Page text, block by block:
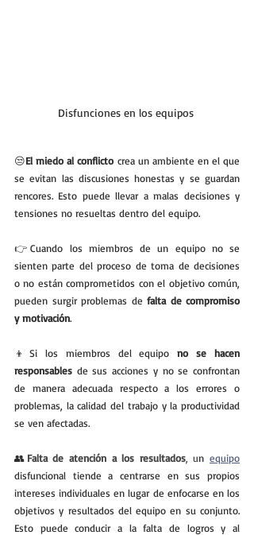
Disfunciones en los equipos
😒El miedo al conflicto crea un ambiente en el que
se evitan las discusiones honestas y se guardan
rencores. Esto puede llevar a malas decisiones y
tensiones no resueltas dentro del equipo.
👉Cuando los miembros de un equipo no se
sienten parte del proceso de toma de decisiones
o no están comprometidos con el objetivo común,
pueden surgir problemas de falta de compromiso
y motivación.
👦Si los miembros del equipo no se hacen
responsables de sus acciones y no se confrontan
de manera adecuada respecto a los errores o
problemas, la calidad del trabajo y la productividad
se ven afectadas.
👥 Falta de atención a los resultados, un equipo
disfuncional tiende a centrarse en sus propios
intereses individuales en lugar de enfocarse en los
objetivos y resultados del equipo en su conjunto.
Esto puede conducir a la falta de logros y al